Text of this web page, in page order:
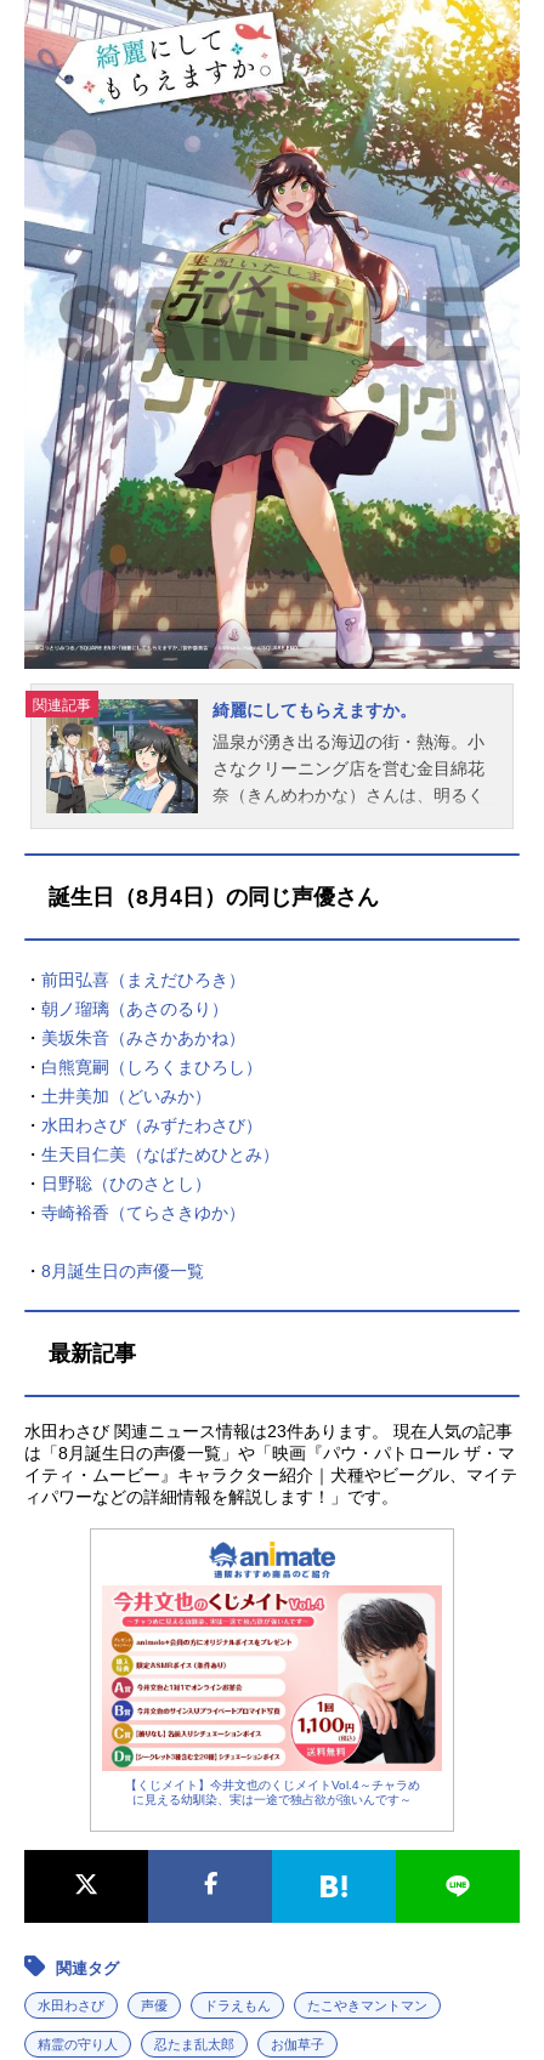
原作：尼子騒兵衛「落第忍者乱太
郎」より監督：河内日出夫シリーズ
構成：浦...
の武装錬金「ランス（突撃槍）」の
力を手に入れたカズキは、人を喰ら
う怪物・ホムンクルスの存在を知
り、戦いの世界に足を踏み込む。
次々にあらわる奇怪な強敵との戦い
の中で、カズキは錬金の戦士として
成長していく。そして、カズキに埋
め込まれた「核鉄」の真の力と
は…!?作品名武装錬金放送形態TVア
ニメスケジュール2006年10月4日
（水）～2007年3月28日（水）テレ
ビ東京系ほか話数全26話キャスト武
藤カズキ：福山潤津村斗貴子：柚木
涼香パピヨン（蝶野攻爵）：真殿光
昭キャプテンブラボー：江原正士武
藤まひろ：平野綾早坂桜花：生天目
仁美早坂秋水：谷山紀章中村剛太：
川田紳司エンゼル御前：水田わさび
坂口照星：速水奨火渡赤馬：関智一
戦部厳至：小山剛志根来忍：浜田賢
二楯山千歳：小林ゆう毒島華花：矢
作紗友里円山円：皆川純子犬飼倫太
郎：保村真ヴィクター：小山力也ア
レキサンドリア：勝生真沙子ヴィク
トリア：釘...
関連記事
綺麗にしてもらえますか。
温泉が湧き出る海辺の街・熱海。小
さなクリーニング店を営む金目綿花
奈（きんめわかな）さんは、明るく
す。作品名綺麗にしてもらえます
日（月）AT-X・TOKYOMXほか話数
全12話キャスト金目綿花奈：鈴代紗
弓石持毬祥：梅田修一朗片口那色：
稲垣好鰙久里留：青山吉能鰙守大：
治：水田わさびスタッフ原作：はっ
ン」スクウェア・エニックス刊）監
リーズ構成・脚本：待田堂子キャラ
6冬アニメ電子書籍『綺麗にしてもら
えますか。』電子書籍（コミック）
(C)MitsuruHattori/SQUAREENIX(C)
「綺麗にしてもらえますか。」製作
委員会『綺麗にしてもらえます
か。』公式サイト...
誕生日（8月4日）の同じ声優さん
・ 前田弘喜（まえだひろき）
・ 朝ノ瑠璃（あさのるり）
・ 美坂朱音（みさかあかね）
・ 白熊寛嗣（しろくまひろし）
・ 土井美加（どいみか）
・ 水田わさび（みずたわさび）
・ 生天目仁美（なばためひとみ）
・ 日野聡（ひのさとし）
・ 寺崎裕香（てらさきゆか）
・ 8月誕生日の声優一覧
最新記事
水田わさび 関連ニュース情報は23件あります。 現在人気の記事
は「8月誕生日の声優一覧」や「映画『パウ・パトロール ザ・マ
イティ・ムービー』キャラクター紹介｜犬種やビーグル、マイテ
ィパワーなどの詳細情報を解説します！」です。
【くじメイト】今井文也のくじメイトVol.4～チャラめ
に見える幼馴染、実は一途で独占欲が強いんです～
関連タグ
水田わさび 声優 ドラえもん たこやきマントマン
精霊の守り人 忍たま乱太郎 お伽草子